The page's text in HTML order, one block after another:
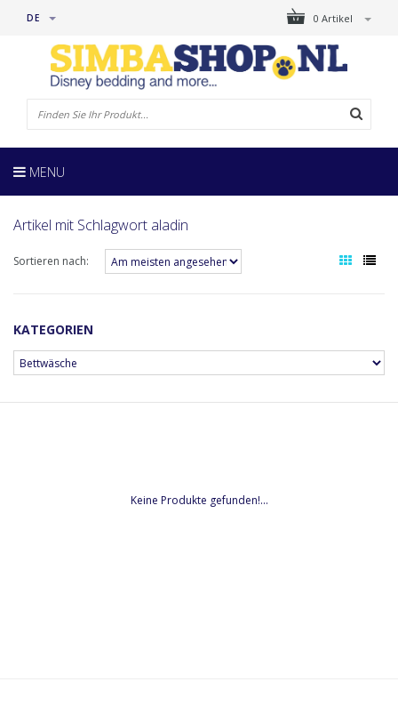
0 Artikel
DE
MENU
Artikel mit Schlagwort aladin
Sortieren nach:
KATEGORIEN
Keine Produkte gefunden!...